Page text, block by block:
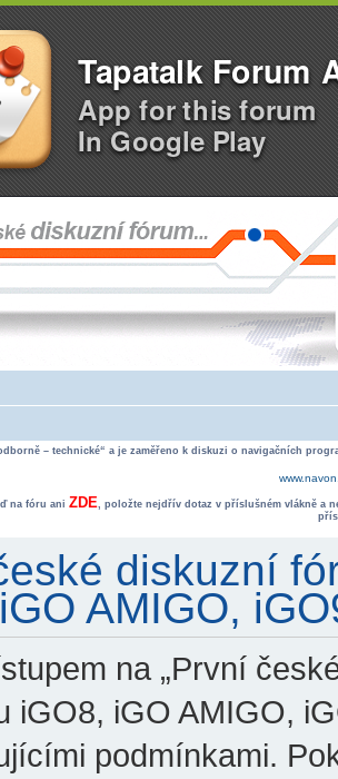
Tapatalk Forum
App for this forum
In Google Play
– technické“ a je zaměřeno k diskuzi o navigačních
na fóru ani ZDE, položte nejdřív dotaz v příslušném vlákně a
diskuzní
AMIGO,
na „První
iGO8, iGO AMIGO,
podmínkami.